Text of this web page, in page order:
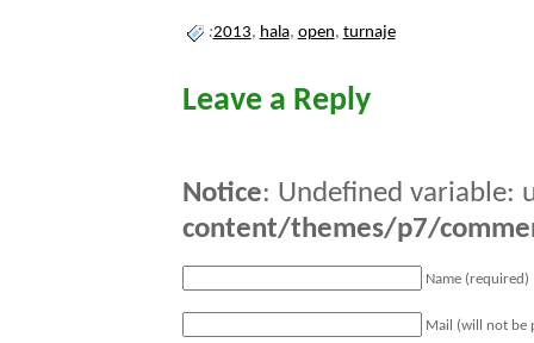
:2013, hala, open, turnaje
Leave a Reply
Notice: Undefined variable:
content/themes/p7/
Name (required)
Mail (will not be